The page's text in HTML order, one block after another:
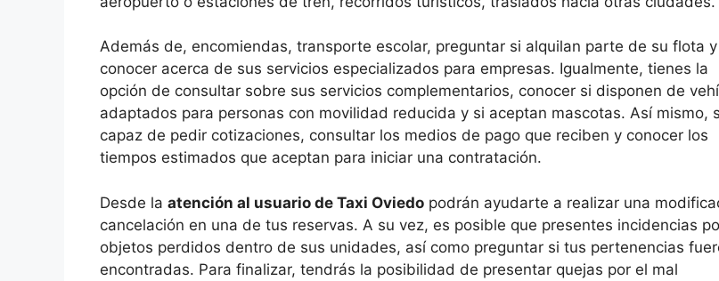
Además de, encomiendas, transporte escolar, preguntar si alquilan parte de su flota y
conocer acerca de sus servicios especializados para empresas. Igualmente, tienes la
opción de consultar sobre sus servicios complementarios, conocer si disponen de
adaptados para personas con movilidad reducida y si aceptan mascotas. Así mismo,
capaz de pedir cotizaciones, consultar los medios de pago que reciben y conocer los
tiempos estimados que aceptan para iniciar una contratación.
Desde la atención al usuario de Taxi Oviedo podrán ayudarte a realizar una
cancelación en una de tus reservas. A su vez, es posible que presentes incidencias
objetos perdidos dentro de sus unidades, así como preguntar si tus pertenencias
encontradas. Para finalizar, tendrás la posibilidad de presentar quejas por el mal